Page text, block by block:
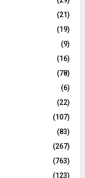
(21)
(19)
(9)
(16)
(78)
(6)
(22)
(107)
(83)
(267)
(763)
(123)